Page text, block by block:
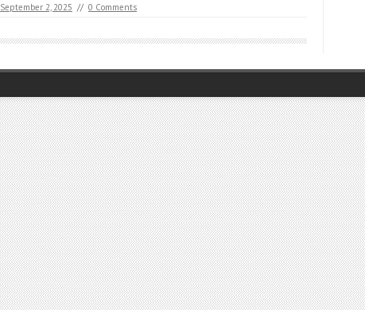
September 2, 2025 // 0 Comments